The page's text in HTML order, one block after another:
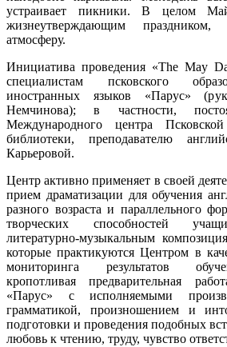
устраивает пикники. В целом
жизнеутверждающим
атмосферу.
Инициатива проведения «The May
специалистам псковского
иностранных языков «Парус»
Немчинова); в частности,
Международного центра
библиотеки, преподавателю
Карьеровой.
Центр активно применяет в своей
прием драматизации для обучения
разного возраста и параллельного
творческих способностей
литературно-музыкальным
которые практикуются Центром в
мониторинга результатов
кропотливая предварительная
«Парус» с исполняемыми
грамматикой, произношением и
подготовки и проведения подобных
любовь к чтению, труду, чувство